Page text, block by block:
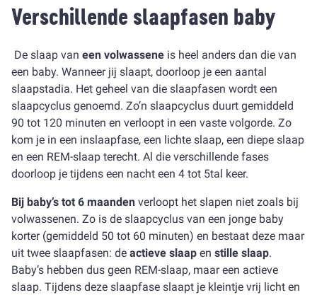
Verschillende slaapfasen baby
De slaap van een volwassene is heel anders dan die van
een baby. Wanneer jij slaapt, doorloop je een aantal
slaapstadia. Het geheel van die slaapfasen wordt een
slaapcyclus genoemd. Zo’n slaapcyclus duurt gemiddeld
90 tot 120 minuten en verloopt in een vaste volgorde. Zo
kom je in een inslaapfase, een lichte slaap, een diepe slaap
en een REM-slaap terecht. Al die verschillende fases
doorloop je tijdens een nacht een 4 tot 5tal keer.
Bij baby’s tot 6 maanden verloopt het slapen niet zoals bij
volwassenen. Zo is de slaapcyclus van een jonge baby
korter (gemiddeld 50 tot 60 minuten) en bestaat deze maar
uit twee slaapfasen: de actieve slaap en stille slaap.
Baby’s hebben dus geen REM-slaap, maar een actieve
slaap. Tijdens deze slaapfase slaapt je kleintje vrij licht en